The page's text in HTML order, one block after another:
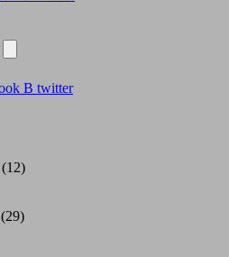
В twitter
(12)
(29)